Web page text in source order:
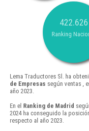
422.626
Ranking
Lema Traductores Sl. ha
de Empresas según ventas ,
año 2023.
En el Ranking de Madrid
2024 ha conseguido la
respecto al año 2023.